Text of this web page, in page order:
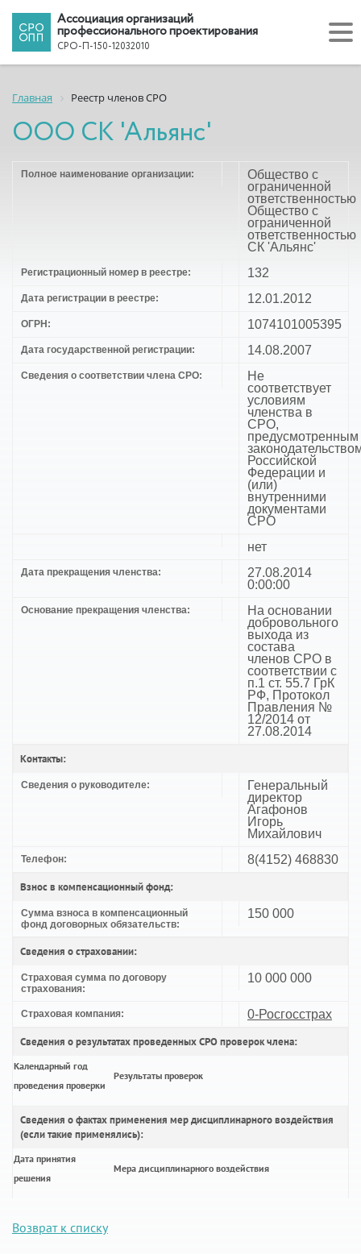
Ассоциация организаций
профессионального проектирования
СРО-П-150-12032010
Главная Реестр членов СРО
ООО СК 'Альянс'
Полное наименование организации:
Общество с
ограниченной
ответственностью
Общество с
ограниченной
ответственностью
СК 'Альянс'
Регистрационный номер в реестре: 132
Дата регистрации в реестре: 12.01.2012
ОГРН: 1074101005395
Дата государственной регистрации: 14.08.2007
Сведения о соответствии члена СРО:
Не
соответствует
условиям
членства в
СРО,
предусмотренным
Российской
Федерации и
(или)
внутренними
документами
СРО
нет
Дата прекращения членства:
27.08.2014
0:00:00
Основание прекращения членства:
На основании
добровольного
выхода из
состава
членов СРО в
соответствии с
п.1 ст. 55.7 ГрК
РФ, Протокол
Правления №
12/2014 от
27.08.2014
Контакты:
Сведения о руководителе:
Генеральный
директор
Агафонов
Игорь
Михайлович
Телефон:
8(4152) 468830
Взнос в компенсационный фонд:
Сумма взноса в компенсационный
фонд договорных обязательств:
150 000
Сведения о страховании:
Страховая сумма по договору
страхования:
10 000 000
Страховая компания:
0-Росгосстрах
Сведения о результатах проведенных СРО проверок члена:
Календарный год
проведения проверки
Результаты проверок
Сведения о фактах применения мер дисциплинарного воздействия
(если такие применялись):
Дата принятия
решения
Мера дисциплинарного воздействия
Возврат к списку